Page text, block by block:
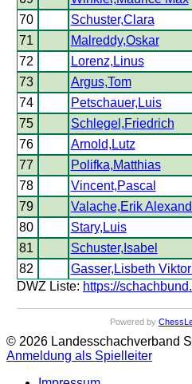
70
Schuster,Clara
71
Malreddy,Oskar
72
Lorenz,Linus
73
Argus,Tom
74
Petschauer,Luis
75
Schlegel,Friedrich
76
Arnold,Lutz
77
Polifka,Matthias
78
Vincent,Pascal
79
Valache,Erik
80
Stary,Luis
81
Schuster,Isabel
82
Gasser,Lisbeth
DWZ Liste: https://
Powered by
© 2026 Landesschachverband
Anmeldung als Spielleiter